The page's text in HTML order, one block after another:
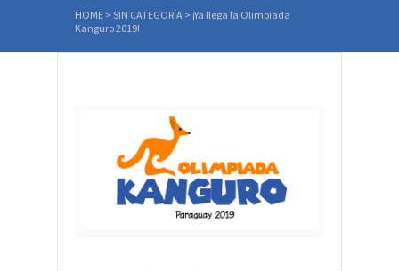
HOME > SIN CATEGORÍA > ¡Ya llega la Olimpiada
Kanguro 2019!